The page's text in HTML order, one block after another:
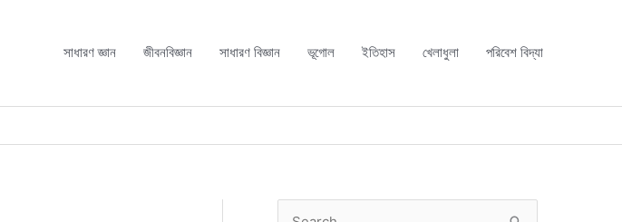
সাধারণ জ্ঞান জীবনবিজ্ঞান সাধারণ বিজ্ঞান ভূগোল ইতিহাস খেলাধুলা পরিবেশ বিদ্যা